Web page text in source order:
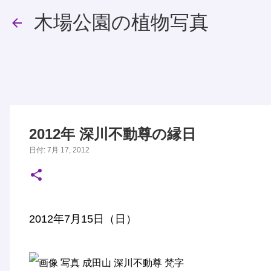
木場公園の植物写真
2012年 深川不動尊の縁日
日付: 7月 17, 2012
2012年7月15日（日）